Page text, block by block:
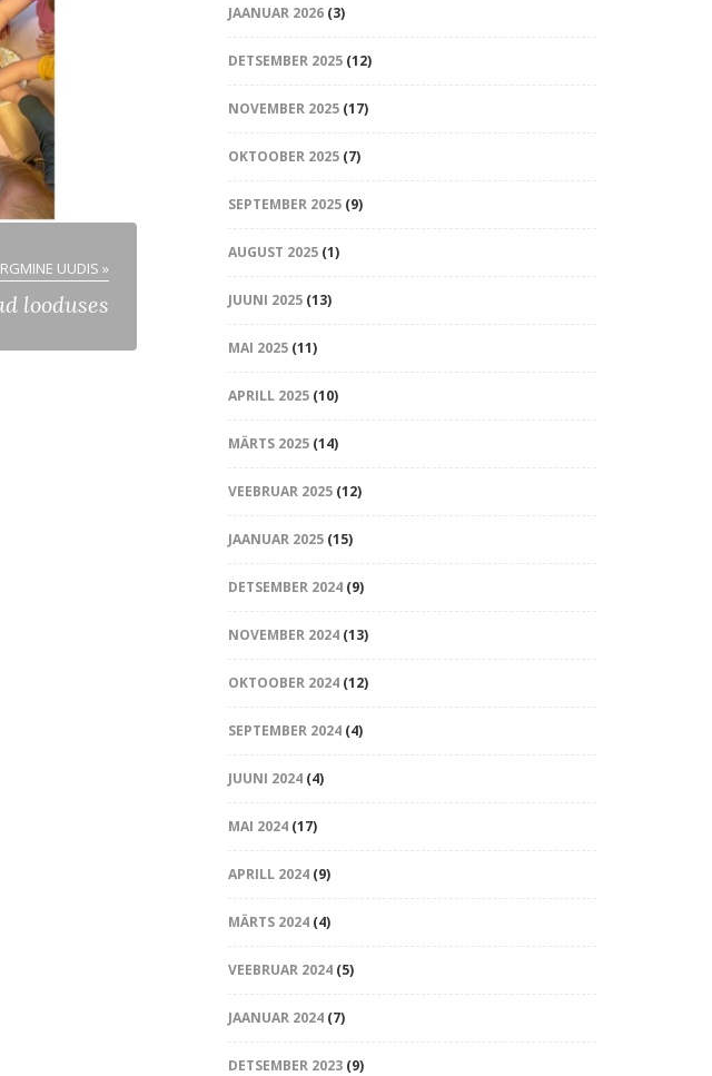
UUDIS »
looduses
JAANUAR 2026(3)
DETSEMBER 2025(12)
NOVEMBER 2025(17)
OKTOOBER 2025(7)
SEPTEMBER 2025(9)
AUGUST 2025(1)
JUUNI 2025(13)
MAI 2025(11)
APRILL 2025(10)
MÄRTS 2025(14)
VEEBRUAR 2025(12)
JAANUAR 2025(15)
DETSEMBER 2024(9)
NOVEMBER 2024(13)
OKTOOBER 2024(12)
SEPTEMBER 2024(4)
JUUNI 2024(4)
MAI 2024(17)
APRILL 2024(9)
MÄRTS 2024(4)
VEEBRUAR 2024(5)
JAANUAR 2024(7)
DETSEMBER 2023(9)